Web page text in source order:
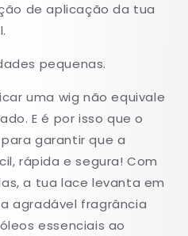
de aplicação da tua
pequenas.
uma wig não equivale
E é por isso que o
garantir que a
rápida e segura! Com
a tua lace levanta em
agradável fragrância
essenciais ao